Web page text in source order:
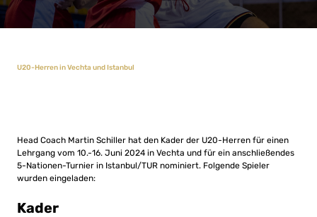
U20-Herren in Vechta und Istanbul
Head Coach Martin Schiller hat den Kader der U20-Herren für einen
Lehrgang vom 10.-16. Juni 2024 in Vechta und für ein anschließendes
5-Nationen-Turnier in Istanbul/TUR nominiert. Folgende Spieler
wurden eingeladen:
Kader